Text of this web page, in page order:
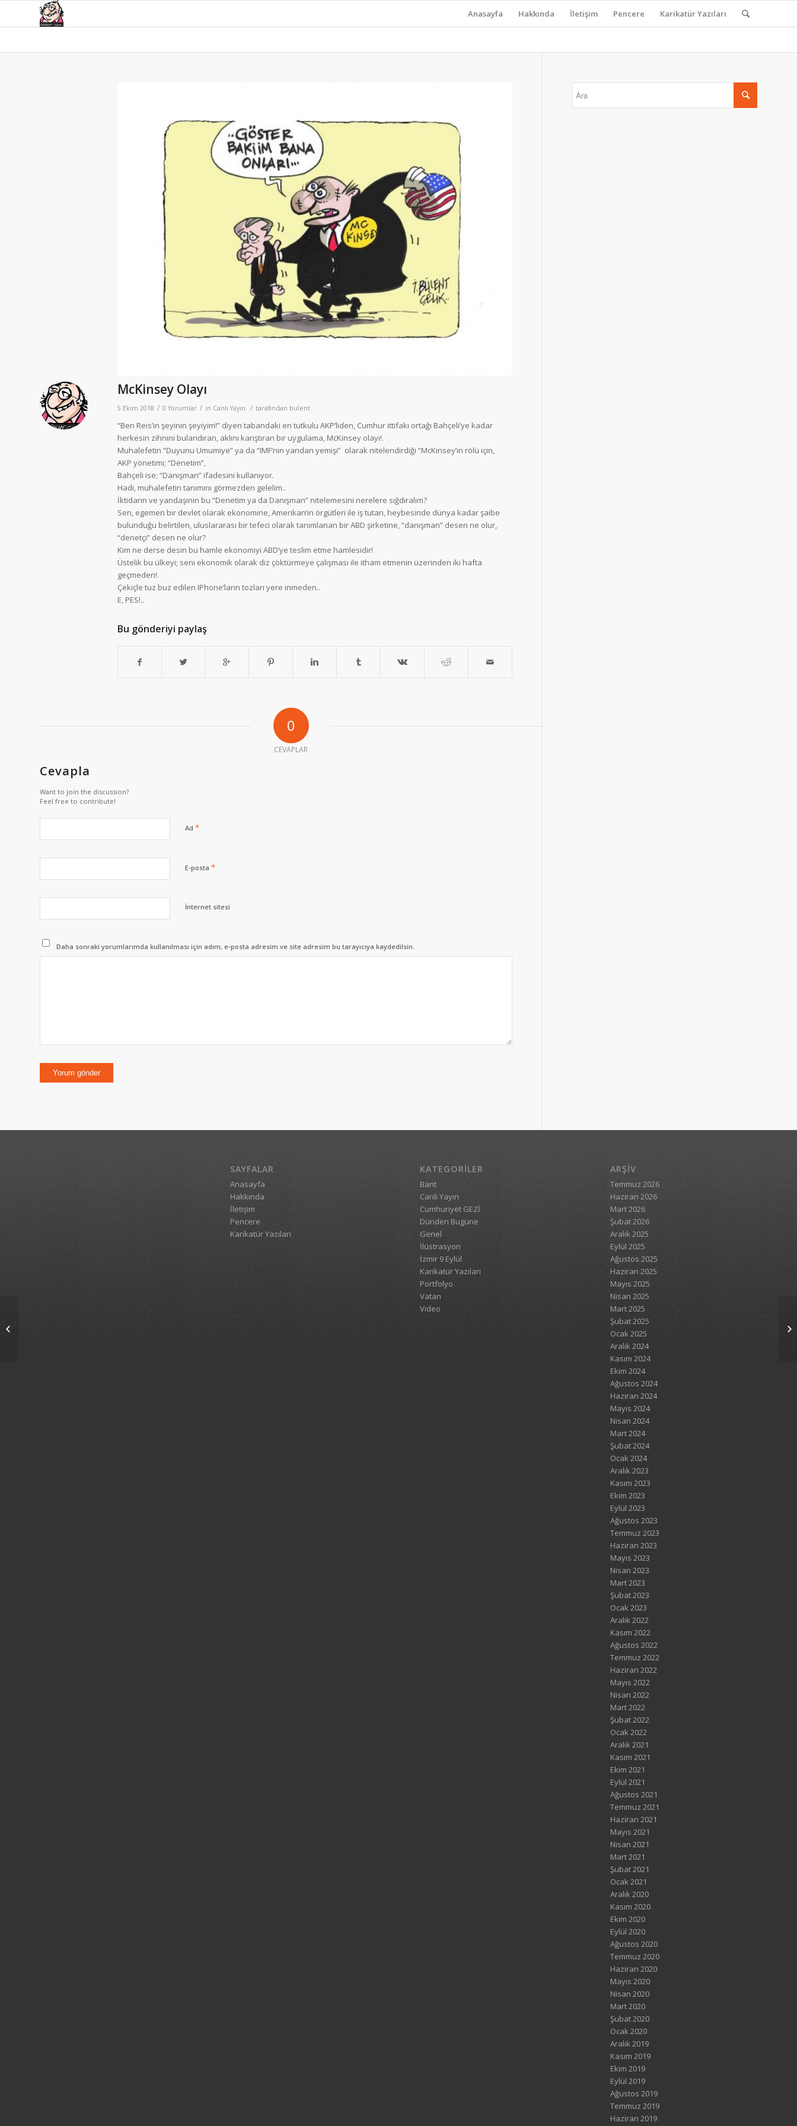
Anasayfa Hakkında İletişim Pencere Karikatür Yazıları
McKinsey Olayı
5 Ekim 2018 / 0 Yorumlar / in Canlı Yayın / tarafından bulent
“Ben Reis’in şeyinin şeyiyim!” diyen tabandaki en tutkulu AKP’liden, Cumhur ittifakı ortağı Bahçeli’ye kadar
herkesin zihnini bulandıran, aklını karıştıran bir uygulama, McKinsey olayı!.
Muhalefetin “Duyunu Umumiye” ya da “IMF’nin yandan yemişi” olarak nitelendirdiği “McKinsey’in rölü için,
AKP yönetimi; “Denetim”,
Bahçeli ise; “Danışman” ifadesini kullanıyor.
Hadi, muhalefetin tanımını görmezden gelelim..
İktidarın ve yandaşının bu “Denetim ya da Danışman” nitelemesini nerelere sığdıralım?
Sen, egemen bir devlet olarak ekonomine, Amerikan’ın örgütleri ile iş tutan, heybesinde dünya kadar şaibe
bulunduğu belirtilen, uluslararası bir tefeci olarak tanımlanan bir ABD şirketine, “danışman” desen ne olur,
“denetçi” desen ne olur?
Kim ne derse desin bu hamle ekonomiyi ABD’ye teslim etme hamlesidir!
Üstelik bu ülkeyi; seni ekonomik olarak diz çöktürmeye çalışması ile itham etmenin üzerinden iki hafta
geçmeden!.
Çekiçle tuz buz edilen IPhone’ların tozları yere inmeden..
E, PES!..
Bu gönderiyi paylaş
0
CEVAPLAR
Cevapla
Want to join the discussion?
Feel free to contribute!
Ad *
E-posta *
İnternet sitesi
Daha sonraki yorumlarımda kullanılması için adım, e-posta adresim ve site adresim bu tarayıcıya kaydedilsin.
SAYFALAR
Anasayfa
Hakkında
İletişim
Pencere
Karikatür Yazıları
KATEGORILER
Bant
Canlı Yayın
Cumhuriyet GEZİ
Dünden Bugüne
Genel
İlüstrasyon
İzmir 9 Eylül
Karikatür Yazıları
Portfolyo
Vatan
Video
ARŞIV
Temmuz 2026
Haziran 2026
Mart 2026
Şubat 2026
Aralık 2025
Eylül 2025
Ağustos 2025
Haziran 2025
Mayıs 2025
Nisan 2025
Mart 2025
Şubat 2025
Ocak 2025
Aralık 2024
Kasım 2024
Ekim 2024
Ağustos 2024
Haziran 2024
Mayıs 2024
Nisan 2024
Mart 2024
Şubat 2024
Ocak 2024
Aralık 2023
Kasım 2023
Ekim 2023
Eylül 2023
Ağustos 2023
Temmuz 2023
Haziran 2023
Mayıs 2023
Nisan 2023
Mart 2023
Şubat 2023
Ocak 2023
Aralık 2022
Kasım 2022
Ağustos 2022
Temmuz 2022
Haziran 2022
Mayıs 2022
Nisan 2022
Mart 2022
Şubat 2022
Ocak 2022
Aralık 2021
Kasım 2021
Ekim 2021
Eylül 2021
Ağustos 2021
Temmuz 2021
Haziran 2021
Mayıs 2021
Nisan 2021
Mart 2021
Şubat 2021
Ocak 2021
Aralık 2020
Kasım 2020
Ekim 2020
Eylül 2020
Ağustos 2020
Temmuz 2020
Haziran 2020
Mayıs 2020
Nisan 2020
Mart 2020
Şubat 2020
Ocak 2020
Aralık 2019
Kasım 2019
Ekim 2019
Eylül 2019
Ağustos 2019
Temmuz 2019
Haziran 2019